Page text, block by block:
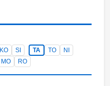
KO SI TA TO
NI
MO RO